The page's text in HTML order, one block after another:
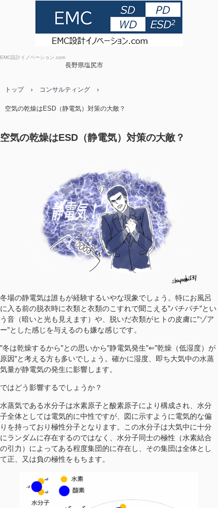
EMC設計イノベーション.com
長野県塩尻市
トップ › コンサルティング ›
空気の乾燥はESD（静電気）対策の大敵？
空気の乾燥はESD（静電気）対策の大敵？
冬場の静電気は誰もが経験するいやな現象でしょう。特にお風呂
に入る前の脱衣時に衣類と衣類のこすれで聞こえる”パチパチ”とい
う音（暗いと光も見えます）や、脱いだ衣類がヒトの皮膚に”ゾア
ー”とした感じを与えるのも嫌な感じです。
”冬は乾燥するから”との思いから”静電気発生”⇐”乾燥（低湿度）が
原因”と考える方も多いでしょう。確かに湿度、即ち大気中の水蒸
気量が静電気の発生に影響します。
ではどう影響するでしょうか？
水蒸気である水分子は水素原子と酸素原子により構成され、水分
子全体としては電気的に中性ですが、図に示すように電気的な偏
りを持っており極性分子となります。この水分子は大気中に十分
にランダムに存在するのではなく、水分子同士の極性（水素結合
の引力）によってある程度集団的に存在し、その集団は全体とし
て正、又は負の極性をもちます。